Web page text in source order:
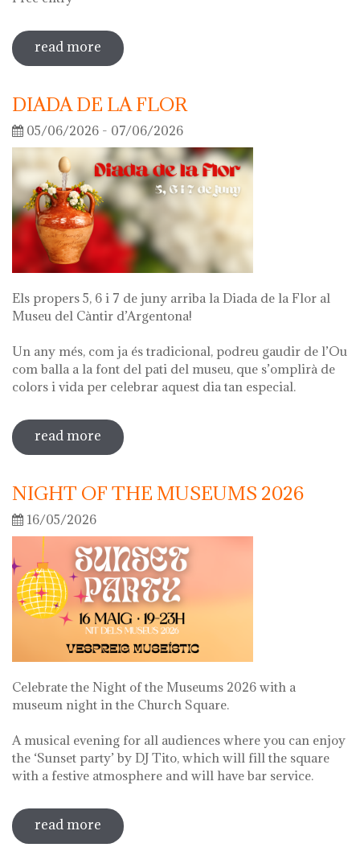
read more sobre guided tour of the exhibition
'what's left of me'
DIADA DE LA FLOR
05/06/2026 - 07/06/2026
Els propers 5, 6 i 7 de juny arriba la Diada de la Flor al
Museu del Càntir d’Argentona!
Un any més, com ja és tradicional, podreu gaudir de l’Ou
com balla a la font del pati del museu, que s’omplirà de
colors i vida per celebrar aquest dia tan especial.
read more sobre diada de la flor
NIGHT OF THE MUSEUMS 2026
16/05/2026
Celebrate the Night of the Museums 2026 with a
museum night in the Church Square.
A musical evening for all audiences where you can enjoy
the ‘Sunset party’ by DJ Tito, which will fill the square
with a festive atmosphere and will have bar service.
read more sobre night of the museums 2026